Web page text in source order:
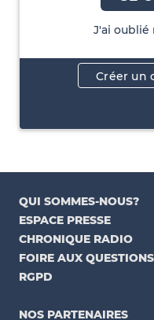
J'ai oublié
Créer un
QUI SOMMES-NOUS?
ESPACE PRESSE
CHRONIQUE RADIO
FOIRE AUX QUESTIONS
RGPD
NOS PARTENAIRES